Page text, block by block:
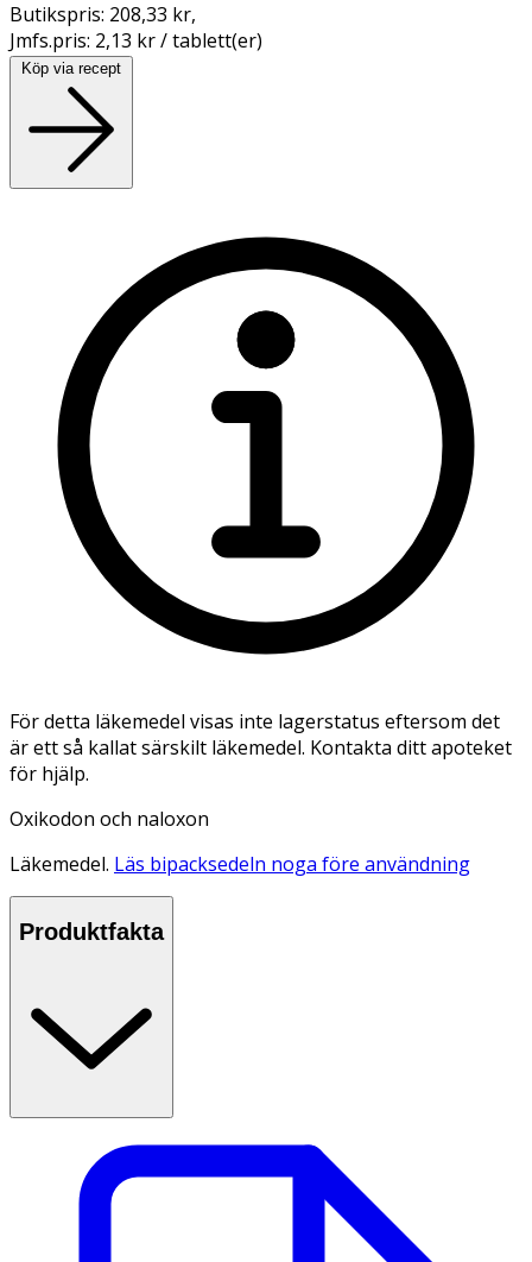
Butikspris: 208,33 kr,
Jmfs.pris: 2,13 kr / tablett(er)
Köp via recept
För detta läkemedel visas inte lagerstatus eftersom det
är ett så kallat särskilt läkemedel. Kontakta ditt apoteket
för hjälp.
Oxikodon och naloxon
Läkemedel. Läs bipacksedeln noga före användning
Produktfakta